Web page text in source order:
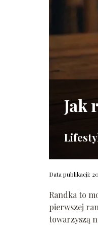
Jak
Data publikacji:
Randka to
pierwszej
towarzyszą